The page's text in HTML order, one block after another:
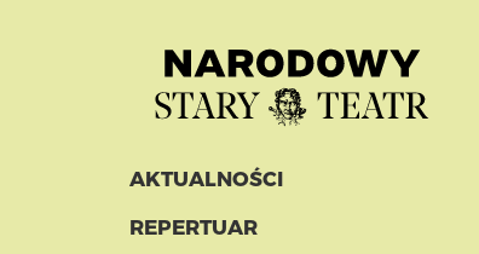
AKTUALNOŚCI
REPERTUAR